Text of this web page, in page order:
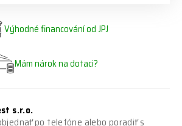
Výhodné financování od JPJ
Mám nárok na dotaci?
s.r.o.
po telefóne alebo poradiť s